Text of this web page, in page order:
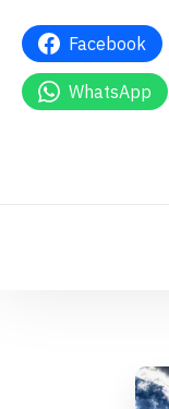
Facebook
WhatsApp